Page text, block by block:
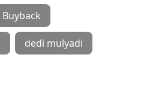
Buyback
dedi mulyadi